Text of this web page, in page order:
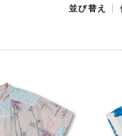
並び替え